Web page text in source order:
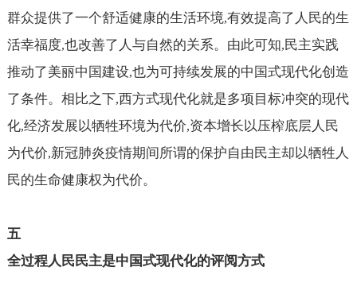
群众提供了一个舒适健康的生活环境,有效提高了人民的生
活幸福度,也改善了人与自然的关系。由此可知,民主实践
推动了美丽中国建设,也为可持续发展的中国式现代化创造
了条件。相比之下,西方式现代化就是多项目标冲突的现代
化,经济发展以牺牲环境为代价,资本增长以压榨底层人民
为代价,新冠肺炎疫情期间所谓的保护自由民主却以牺牲人
民的生命健康权为代价。
五
全过程人民民主是中国式现代化的评阅方式